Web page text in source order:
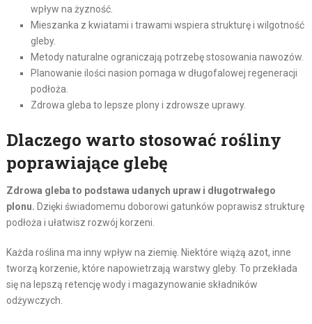
wpływ na żyzność.
Mieszanka z kwiatami i trawami wspiera strukturę i wilgotność
gleby.
Metody naturalne ograniczają potrzebę stosowania nawozów.
Planowanie ilości nasion pomaga w długofalowej regeneracji
podłoża.
Zdrowa gleba to lepsze plony i zdrowsze uprawy.
Dlaczego warto stosować rośliny
poprawiające glebę
Zdrowa gleba to podstawa udanych upraw i długotrwałego
plonu. Dzięki świadomemu doborowi gatunków poprawisz strukturę
podłoża i ułatwisz rozwój korzeni.
Każda roślina ma inny wpływ na ziemię. Niektóre wiążą azot, inne
tworzą korzenie, które napowietrzają warstwy gleby. To przekłada
się na lepszą retencję wody i magazynowanie składników
odżywczych.